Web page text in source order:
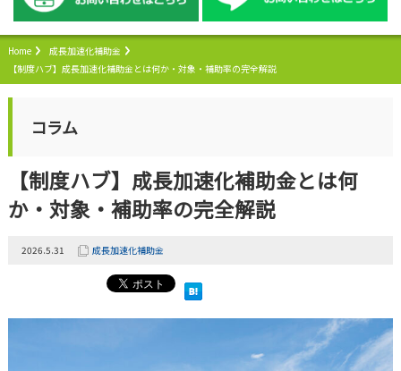
Home
成長加速化補助金
【制度ハブ】成長加速化補助金とは何か・対象・補助率の完全解説
コラム
【制度ハブ】成長加速化補助金とは何
か・対象・補助率の完全解説
2026.5.31 成長加速化補助金